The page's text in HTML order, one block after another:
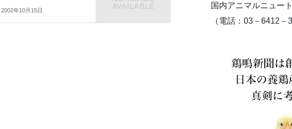
2002年10月15日
国内アニマルニュー
（電話：03－6412－